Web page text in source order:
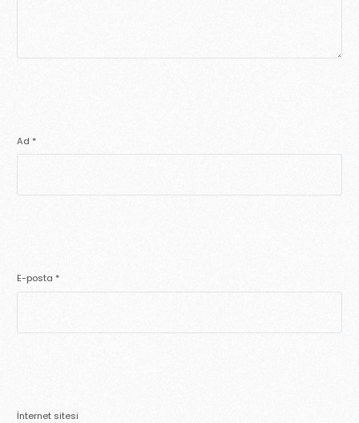
Ad *
E-posta *
İnternet sitesi